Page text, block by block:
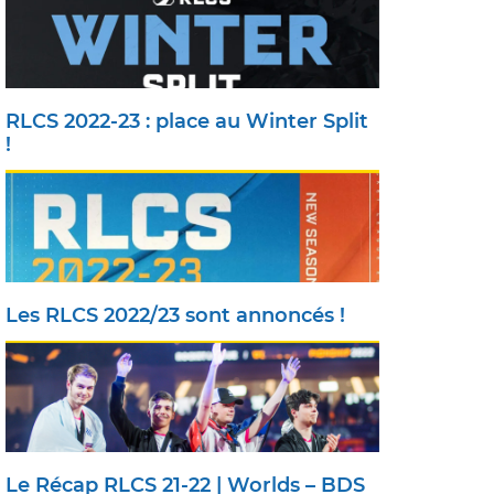
RLCS 2022-23 : place au Winter Split
!
Les RLCS 2022/23 sont annoncés !
Le Récap RLCS 21-22 | Worlds – BDS